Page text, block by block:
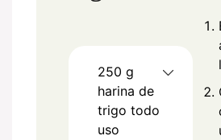
250 g
harina de
trigo todo
uso